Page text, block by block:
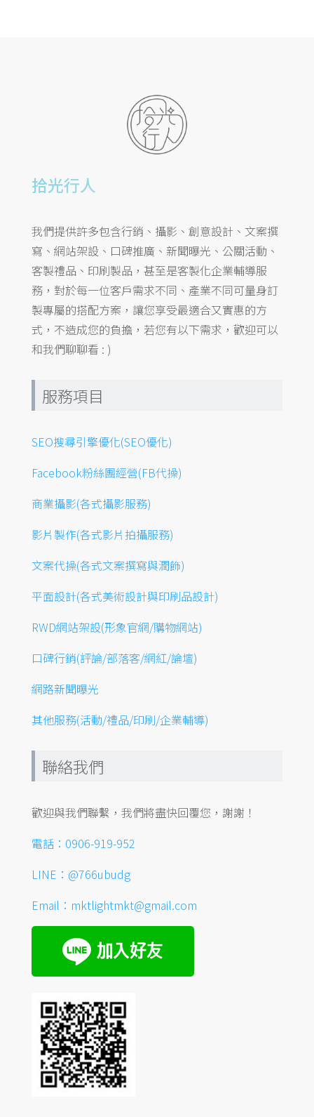
拾光行人
我們提供許多包含行銷、攝影、創意設計、文案撰
寫、網站架設、口碑推廣、新聞曝光、公關活動、
客製禮品、印刷製品，甚至是客製化企業輔導服
務，對於每一位客戶需求不同、產業不同可量身訂
製專屬的搭配方案，讓您享受最適合又實惠的方
式，不造成您的負擔，若您有以下需求，歡迎可以
和我們聊聊看 : )
服務項目
SEO搜尋引擎優化(SEO優化)
Facebook粉絲團經營(FB代操)
商業攝影(各式攝影服務)
影片製作(各式影片拍攝服務)
文案代操(各式文案撰寫與潤飾)
平面設計(各式美術設計與印刷品設計)
RWD網站架設(形象官網/購物網站)
口碑行銷(評論/部落客/網紅/論壇)
網路新聞曝光
其他服務(活動/禮品/印刷/企業輔導)
聯絡我們
歡迎與我們聯繫，我們將盡快回覆您，謝謝！
電話：0906-919-952
LINE：@766ubudg
Email：mktlightmkt@gmail.com